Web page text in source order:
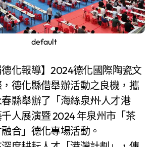
default
德化縣借舉辦活動之良機，攜
縣舉辦了「海絲泉州·人才港
人展演暨 2024 年泉州市「茶
合」德化專場活動。